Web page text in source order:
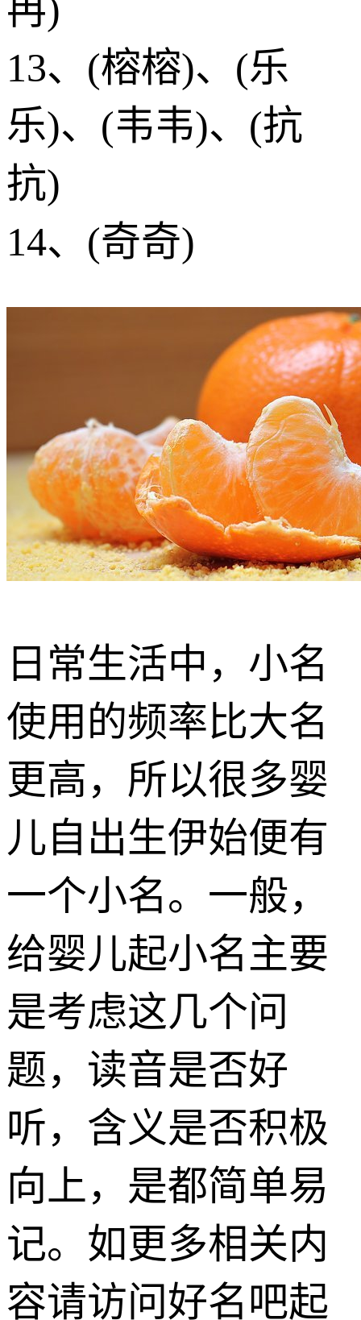
冉)
13、(榕榕)、(乐
乐)、(韦韦)、(抗
抗)
14、(奇奇)
日常生活中，小名
使用的频率比大名
更高，所以很多婴
儿自出生伊始便有
一个小名。一般，
给婴儿起小名主要
是考虑这几个问
题，读音是否好
听，含义是否积极
向上，是都简单易
记。如更多相关内
容请访问好名吧起